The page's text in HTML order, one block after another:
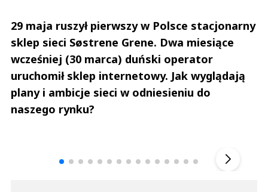
29 maja ruszył pierwszy w Polsce stacjonarny
sklep sieci Søstrene Grene. Dwa miesiące
wcześniej (30 marca) duński operator
uruchomił sklep internetowy. Jak wyglądają
plany i ambicje sieci w odniesieniu do
naszego rynku?